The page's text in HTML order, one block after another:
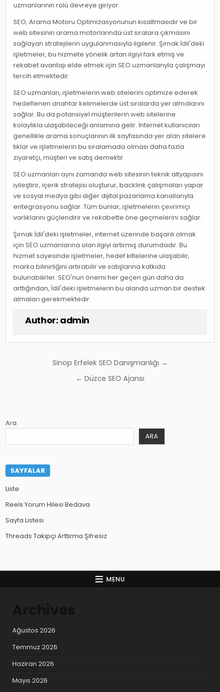
uzmanlarının rolü devreye giriyor.
SEO, Arama Motoru Optimizasyonunun kısaltmasıdır ve bir
web sitesinin arama motorlarında üst sıralara çıkmasını
sağlayan stratejilerin uygulanmasıyla ilgilenir. Şırnak İdil'deki
işletmeler, bu hizmete yönelik artan ilgiyi fark etmiş ve
rekabet avantajı elde etmek için SEO uzmanlarıyla çalışmayı
tercih etmektedir.
SEO uzmanları, işletmelerin web sitelerini optimize ederek
hedeflenen anahtar kelimelerde üst sıralarda yer almalarını
sağlar. Bu da potansiyel müşterilerin web sitelerine
kolaylıkla ulaşabileceği anlamına gelir. İnternet kullanıcıları
genellikle arama sonuçlarının ilk sayfasında yer alan sitelere
tıklar ve işletmelerin bu sıralamada olması daha fazla
ziyaretçi, müşteri ve satış demektir.
SEO uzmanları aynı zamanda web sitesinin teknik altyapısını
iyileştirir, içerik stratejisi oluşturur, backlink çalışmaları yapar
ve sosyal medya gibi diğer dijital pazarlama kanallarıyla
entegrasyonu sağlar. Tüm bunlar, işletmelerin çevrimiçi
varlıklarını güçlendirir ve rekabette öne geçmelerini sağlar.
Şırnak İdil'deki işletmeler, internet üzerinde başarılı olmak
için SEO uzmanlarına olan ilgiyi artırmış durumdadır. Bu
hizmet sayesinde işletmeler, hedef kitlelerine ulaşabilir,
marka bilinirliğini artırabilir ve satışlarına katkıda
bulunabilirler. SEO'nun önemi her geçen gün daha da
arttığından, İdil'deki işletmelerin bu alanda uzman bir destek
almaları gerekmektedir.
Author: admin
gezinmesi
Sinop Erfelek SEO Danışmanlığı →
← Düzce SEO Ajansı
Ara
ARA
SAYFALAR
Liste
Reels Yorum Hilesi Bedava
Sayfa Listesi
Threads Takipçi Arttırma Şifresiz
MENU
Ağustos 2026
Temmuz 2026
Haziran 2026
Mayıs 2026